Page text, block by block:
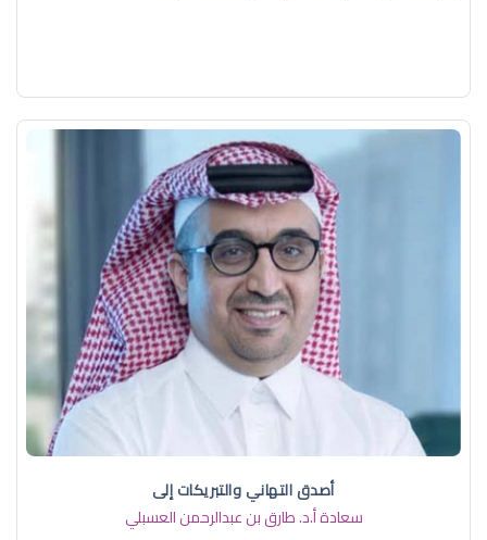
أصدق التهاني والتبريكات إلى
سعادة أ.د. ​طارق بن عبدالرحمن العسبلي